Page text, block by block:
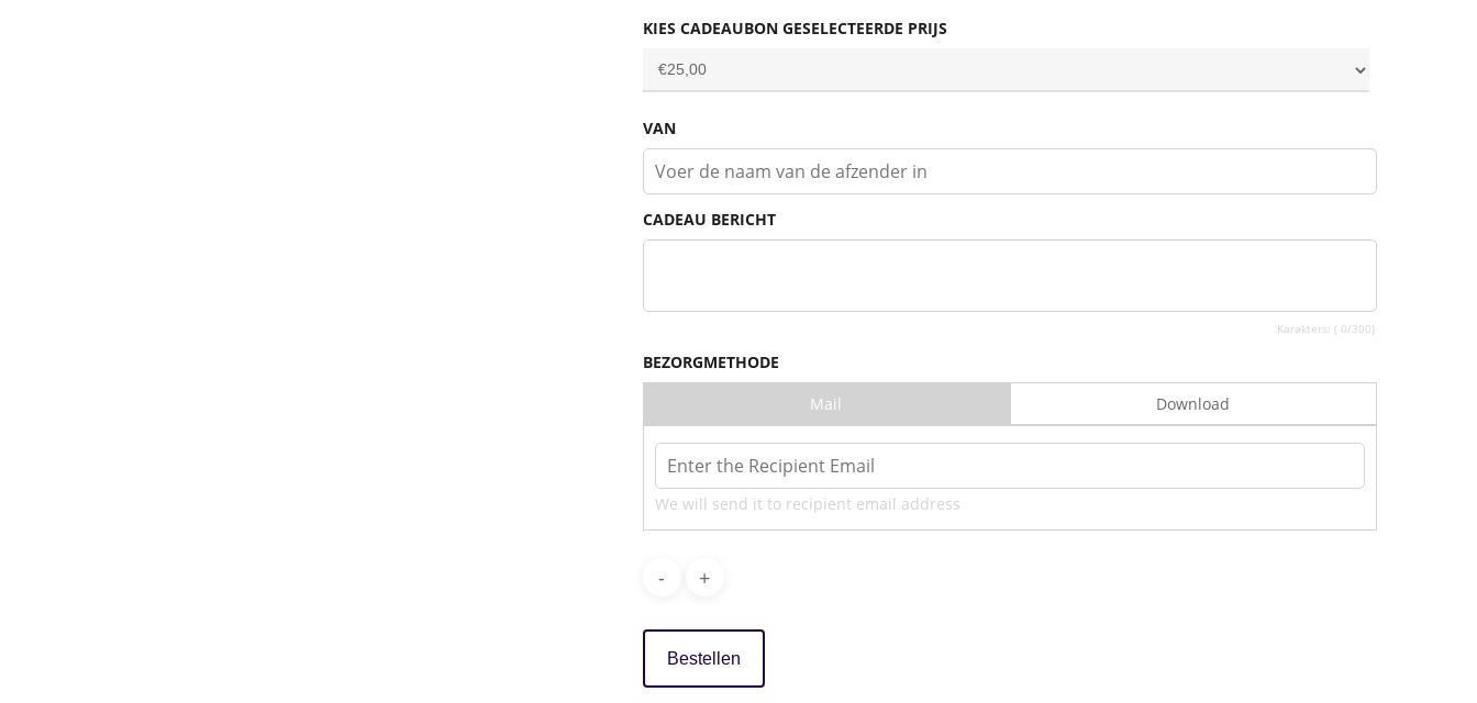
KIES CADEAUBON GESELECTEERDE PRIJS
VAN
CADEAU BERICHT
Karakters: ( 0/300)
BEZORGMETHODE
Mail
Download
We will send it to recipient email address
Bestellen